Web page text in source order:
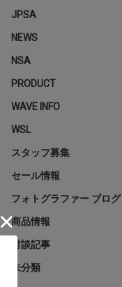
JPSA
NEWS
NSA
PRODUCT
WAVE INFO
WSL
スタッフ募集
セール情報
フォトグラファー ブログ
商品情報
対談記事
未分類